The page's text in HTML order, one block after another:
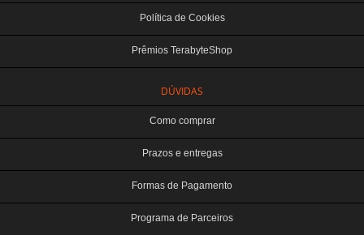
Política de Cookies
Prêmios TerabyteShop
DÚVIDAS
Como comprar
Prazos e entregas
Formas de Pagamento
Programa de Parceiros